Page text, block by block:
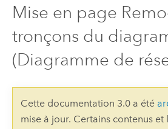
Mise en page
tronçons du
(Diagramme de
Cette documentation 3.0 a été
mise à jour. Certains contenus et